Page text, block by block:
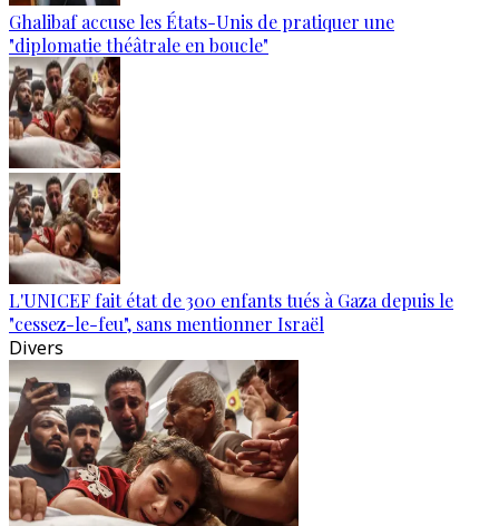
Ghalibaf accuse les États-Unis de pratiquer une
"diplomatie théâtrale en boucle"
L'UNICEF fait état de 300 enfants tués à Gaza depuis le
"cessez-le-feu", sans mentionner Israël
Divers